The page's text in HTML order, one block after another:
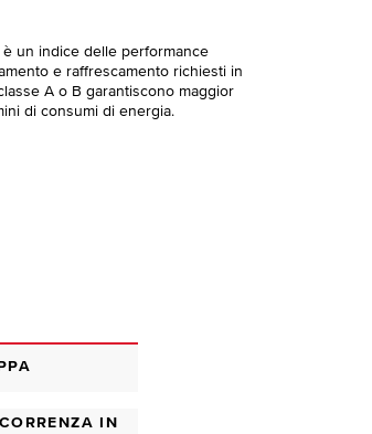
un indice delle performance
e raffrescamento richiesti in
A o B garantiscono maggior
di consumi di energia.
IN